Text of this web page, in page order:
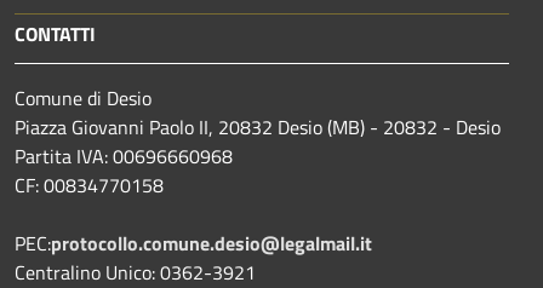
CONTATTI
Comune di Desio
Piazza Giovanni Paolo II, 20832 Desio (MB) - 20832 - Desio
Partita IVA: 00696660968
CF: 00834770158
PEC:protocollo.comune.desio@legalmail.it
Centralino Unico: 0362-3921